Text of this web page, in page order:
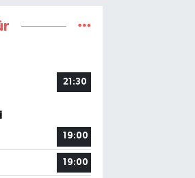
21:30
19:00
19:00